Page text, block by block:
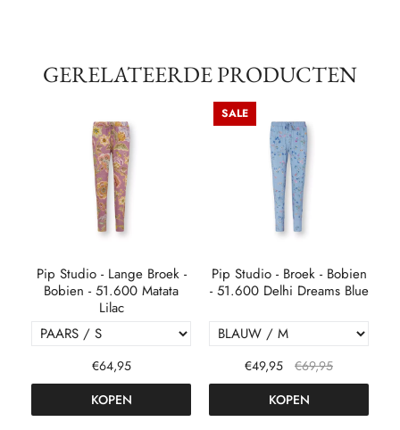
GERELATEERDE PRODUCTEN
Pip Studio - Lange Broek -
Bobien - 51.600 Matata
Lilac
€64,95
KOPEN
SALE
Pip Studio - Broek - Bobien
- 51.600 Delhi Dreams Blue
€49,95
€69,95
KOPEN